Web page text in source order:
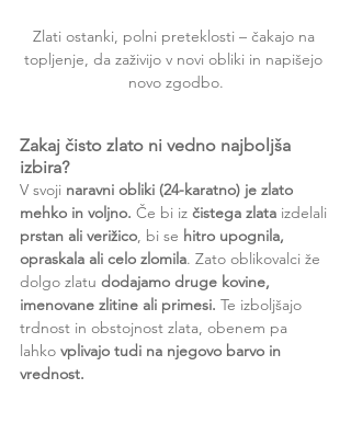
Zlati ostanki, polni preteklosti – čakajo na
topljenje, da zaživijo v novi obliki in napišejo
novo zgodbo.
Zakaj čisto zlato ni vedno najboljša
izbira?
V svoji naravni obliki (24-karatno) je zlato
mehko in voljno. Če bi iz čistega zlata izdelali
prstan ali verižico, bi se hitro upognila,
opraskala ali celo zlomila. Zato oblikovalci že
dolgo zlatu dodajamo druge kovine,
imenovane zlitine ali primesi. Te izboljšajo
trdnost in obstojnost zlata, obenem pa
lahko vplivajo tudi na njegovo barvo in
vrednost.